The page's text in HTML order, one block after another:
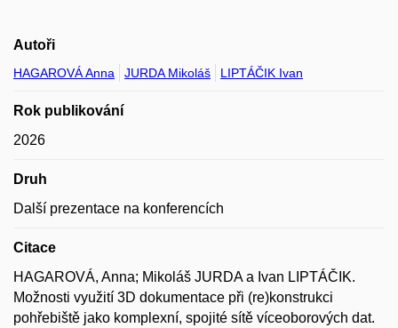
Autoři
HAGAROVÁ Anna JURDA Mikoláš LIPTÁČIK Ivan
Rok publikování
2026
Druh
Další prezentace na konferencích
Citace
HAGAROVÁ, Anna; Mikoláš JURDA a Ivan LIPTÁČIK.
Možnosti využití 3D dokumentace při (re)konstrukci
pohřebiště jako komplexní, spojité sítě víceoborových dat.